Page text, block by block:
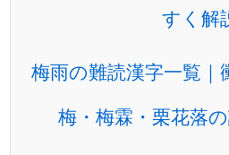
すく解
梅雨の難読漢字一覧｜
梅・梅霖・栗花落